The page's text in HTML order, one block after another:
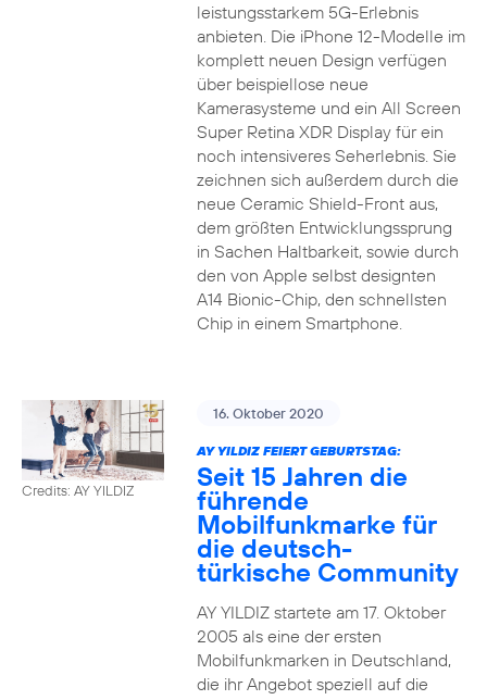
leistungsstarkem 5G-Erlebnis
anbieten. Die iPhone 12-Modelle im
komplett neuen Design verfügen
über beispiellose neue
Kamerasysteme und ein All Screen
Super Retina XDR Display für ein
noch intensiveres Seherlebnis. Sie
zeichnen sich außerdem durch die
neue Ceramic Shield-Front aus,
dem größten Entwicklungssprung
in Sachen Haltbarkeit, sowie durch
den von Apple selbst designten
A14 Bionic-Chip, den schnellsten
Chip in einem Smartphone.
Credits: AY YILDIZ
16. Oktober 2020
AY YILDIZ FEIERT GEBURTSTAG:
Seit 15 Jahren die
führende
Mobilfunkmarke für
die deutsch-
türkische Community
AY YILDIZ startete am 17. Oktober
2005 als eine der ersten
Mobilfunkmarken in Deutschland,
die ihr Angebot speziell auf die